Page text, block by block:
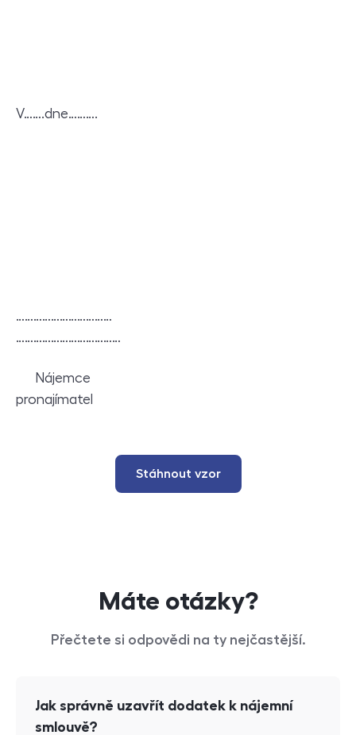
V…….dne……….
……………………………
………………………………
Nájemce
pronajímatel
Stáhnout vzor
Máte otázky?
Přečtete si odpovědi na ty nejčastější.
Jak správně uzavřít dodatek k nájemní
smlouvě?